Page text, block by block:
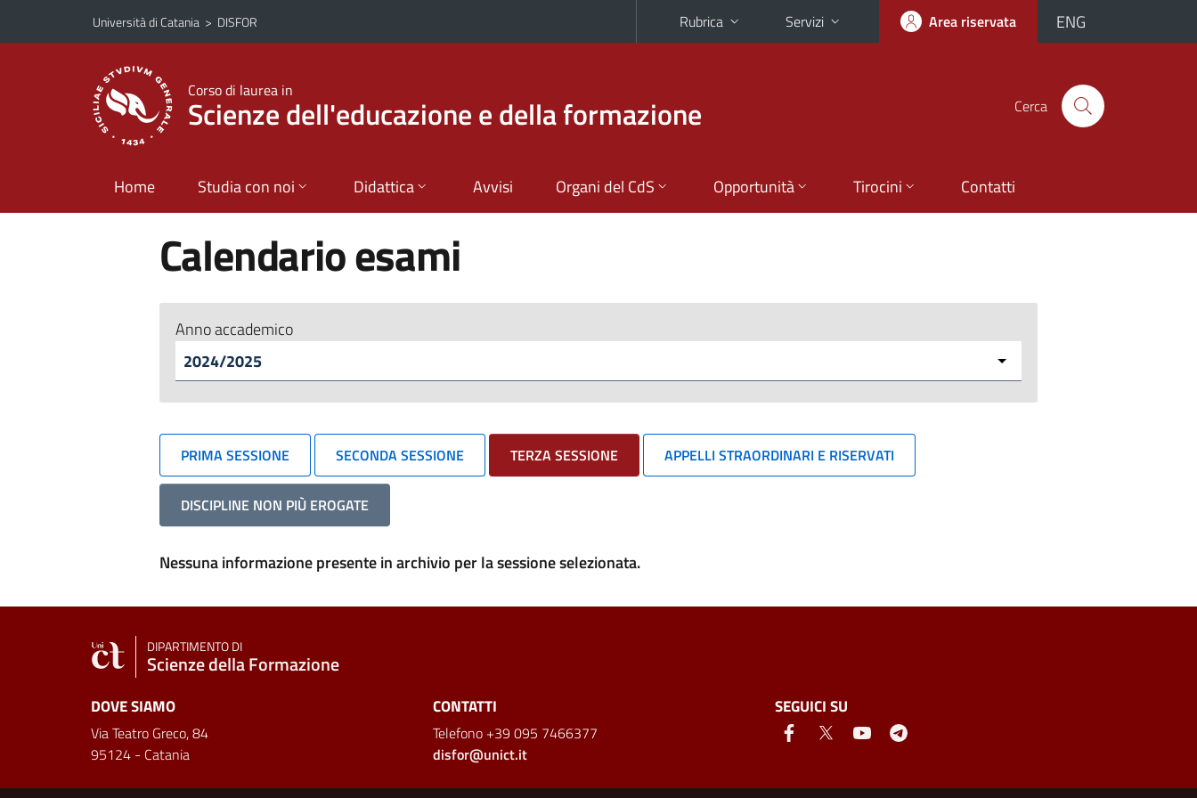
Vai al contenuto principale
Vai al menu di navigazione
Università di Catania > DISFOR Rubrica Servizi Area riservata ENG
Corso di laurea in
Scienze dell'educazione e della formazione Cerca
Home Studia con noi Didattica Avvisi Organi del CdS Opportunità Tirocini Contatti
Calendario esami
Anno accademico
PRIMA SESSIONE SECONDA SESSIONE TERZA SESSIONE APPELLI STRAORDINARI E RISERVATI
DISCIPLINE NON PIÙ EROGATE
Nessuna informazione presente in archivio per la sessione selezionata.
DIPARTIMENTO DI
Scienze della Formazione
DOVE SIAMO
Via Teatro Greco, 84
95124 - Catania
CONTATTI
Telefono +39 095 7466377
disfor@unict.it
SEGUICI SU